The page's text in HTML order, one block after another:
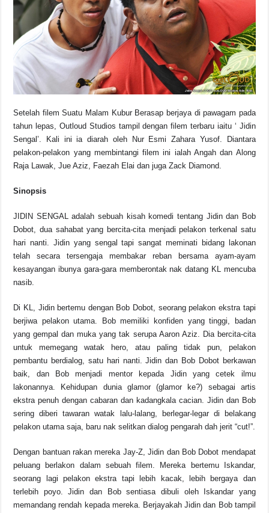
o
o
k
p
p
s
n
k
Setelah filem Suatu Malam Kubur Berasap berjaya di pawagam pada
tahun lepas, Outloud Studios tampil dengan filem terbaru iaitu ‘ Jidin
Sengal’. Kali ini ia diarah oleh Nur Esmi Zahara Yusof. Diantara
pelakon-pelakon yang membintangi filem ini ialah Angah dan Along
Raja Lawak, Jue Aziz, Faezah Elai dan juga Zack Diamond.
Sinopsis
JIDIN SENGAL adalah sebuah kisah komedi tentang Jidin dan Bob
Dobot, dua sahabat yang bercita-cita menjadi pelakon terkenal satu
hari nanti. Jidin yang sengal tapi sangat meminati bidang lakonan
telah secara tersengaja membakar reban bersama ayam-ayam
kesayangan ibunya gara-gara memberontak nak datang KL mencuba
nasib.
Di KL, Jidin bertemu dengan Bob Dobot, seorang pelakon ekstra tapi
berjiwa pelakon utama. Bob memiliki konfiden yang tinggi, badan
yang gempal dan muka yang tak serupa Aaron Aziz. Dia bercita-cita
untuk memegang watak hero, atau paling tidak pun, pelakon
pembantu berdialog, satu hari nanti. Jidin dan Bob Dobot berkawan
baik, dan Bob menjadi mentor kepada Jidin yang cetek ilmu
lakonannya. Kehidupan dunia glamor (glamor ke?) sebagai artis
ekstra penuh dengan cabaran dan kadangkala cacian. Jidin dan Bob
sering diberi tawaran watak lalu-lalang, berlegar-legar di belakang
pelakon utama saja, baru nak selitkan dialog pengarah dah jerit “cut!”.
Dengan bantuan rakan mereka Jay-Z, Jidin dan Bob Dobot mendapat
peluang berlakon dalam sebuah filem. Mereka bertemu Iskandar,
seorang lagi pelakon ekstra tapi lebih kacak, lebih bergaya dan
terlebih poyo. Jidin dan Bob sentiasa dibuli oleh Iskandar yang
memandang rendah kepada mereka. Berjayakah Jidin dan Bob tampil